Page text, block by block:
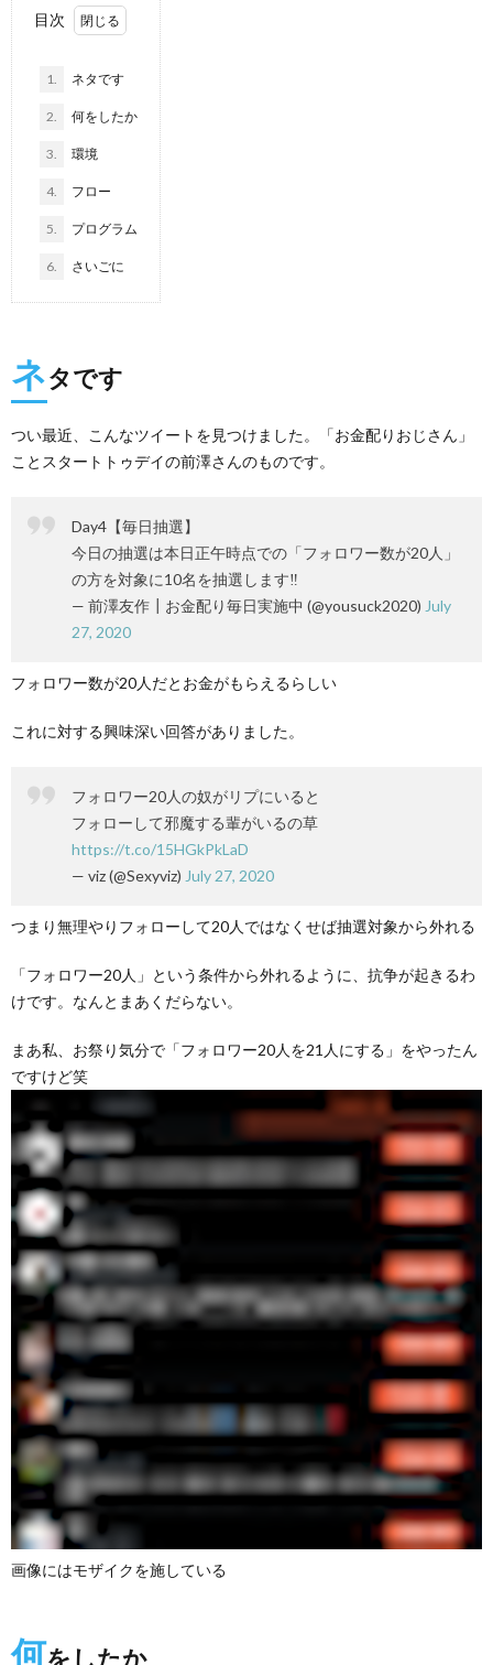
目次
1. ネタです
2. 何をしたか
3. 環境
4. フロー
5. プログラム
6. さいごに
ネタです
つい最近、こんなツイートを見つけました。「お金配りおじさん」
ことスタートトゥデイの前澤さんのものです。
Day4【毎日抽選】
今日の抽選は本日正午時点での「フォロワー数が20人」
の方を対象に10名を抽選します‼️
— 前澤友作┃お金配り毎日実施中 (@yousuck2020) July
27, 2020
フォロワー数が20人だとお金がもらえるらしい
これに対する興味深い回答がありました。
フォロワー20人の奴がリプにいると
フォローして邪魔する輩がいるの草
https://t.co/15HGkPkLaD
— viz (@Sexyviz) July 27, 2020
つまり無理やりフォローして20人ではなくせば抽選対象から外れる
「フォロワー20人」という条件から外れるように、抗争が起きるわ
けです。なんとまあくだらない。
まあ私、お祭り気分で「フォロワー20人を21人にする」をやったん
ですけど笑
画像にはモザイクを施している
何をしたか